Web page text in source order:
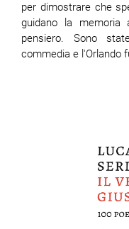
per dimostrare che
guidano la memoria
pensiero. Sono
commedia e l'Orlando